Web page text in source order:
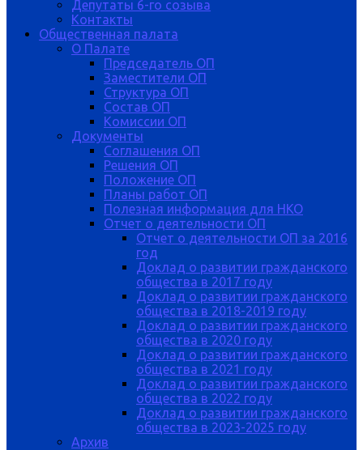
Депутаты 6-го созыва
Контакты
Общественная палата
О Палате
Председатель ОП
Заместители ОП
Структура ОП
Состав ОП
Комиссии ОП
Документы
Соглашения ОП
Решения ОП
Положение ОП
Планы работ ОП
Полезная информация для НКО
Отчет о деятельности ОП
Отчет о деятельности ОП за 2016
год
Доклад о развитии гражданского
общества в 2017 году
Доклад о развитии гражданского
общества в 2018-2019 году
Доклад о развитии гражданского
общества в 2020 году
Доклад о развитии гражданского
общества в 2021 году
Доклад о развитии гражданского
общества в 2022 году
Доклад о развитии гражданского
общества в 2023-2025 году
Архив